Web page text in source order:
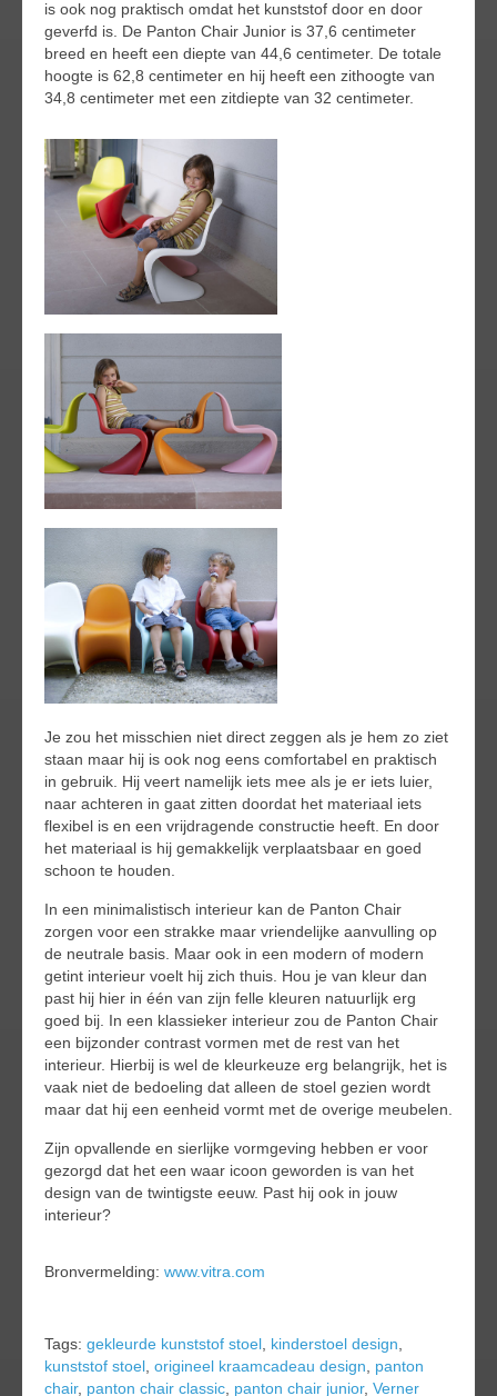
is ook nog praktisch omdat het kunststof door en door
geverfd is. De Panton Chair Junior is 37,6 centimeter
breed en heeft een diepte van 44,6 centimeter. De totale
hoogte is 62,8 centimeter en hij heeft een zithoogte van
34,8 centimeter met een zitdiepte van 32 centimeter.
Je zou het misschien niet direct zeggen als je hem zo ziet
staan maar hij is ook nog eens comfortabel en praktisch
in gebruik. Hij veert namelijk iets mee als je er iets luier,
naar achteren in gaat zitten doordat het materiaal iets
flexibel is en een vrijdragende constructie heeft. En door
het materiaal is hij gemakkelijk verplaatsbaar en goed
schoon te houden.
In een minimalistisch interieur kan de Panton Chair
zorgen voor een strakke maar vriendelijke aanvulling op
de neutrale basis. Maar ook in een modern of modern
getint interieur voelt hij zich thuis. Hou je van kleur dan
past hij hier in één van zijn felle kleuren natuurlijk erg
goed bij. In een klassieker interieur zou de Panton Chair
een bijzonder contrast vormen met de rest van het
interieur. Hierbij is wel de kleurkeuze erg belangrijk, het is
vaak niet de bedoeling dat alleen de stoel gezien wordt
maar dat hij een eenheid vormt met de overige meubelen.
Zijn opvallende en sierlijke vormgeving hebben er voor
gezorgd dat het een waar icoon geworden is van het
design van de twintigste eeuw. Past hij ook in jouw
interieur?
Bronvermelding: www.vitra.com
Tags: gekleurde kunststof stoel kinderstoel design
kunststof stoel origineel kraamcadeau design
panton
chair, panton chair classic panton chair junior, Verner